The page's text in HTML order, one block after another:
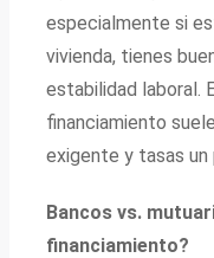
especialmente si
vivienda, tienes
estabilidad laboral.
financiamiento
exigente y tasas un
Bancos vs.
financiamiento?